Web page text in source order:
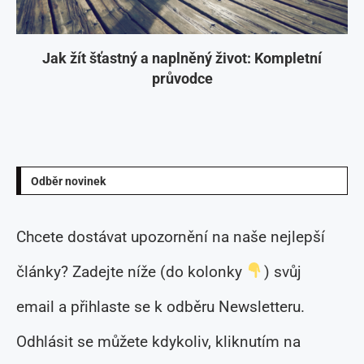
Jak žít šťastný a naplněný život: Kompletní
průvodce
Odběr novinek
Chcete dostávat upozornění na naše nejlepší
články? Zadejte níže (do kolonky
) svůj
email a přihlaste se k odběru Newsletteru.
Odhlásit se můžete kdykoliv, kliknutím na